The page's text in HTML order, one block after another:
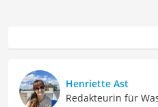
Henriette Ast
Redakteurin für